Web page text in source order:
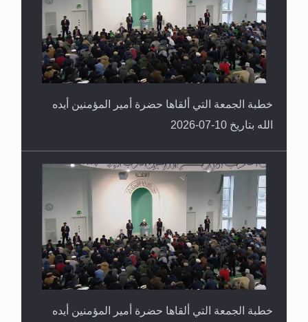
خطبة الجمعة التي ألقاها حضرة أمير المؤمنين أيده
الله بتاريخ 10-07-2026
خطبة الجمعة التي ألقاها حضرة أمير المؤمنين أيده